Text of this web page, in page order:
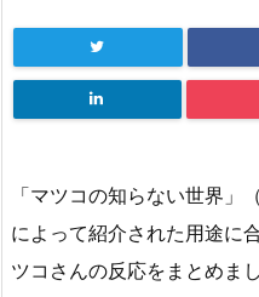
「マツコの知らない世界」
によって紹介された用途に
ツコさんの反応をまとめまし